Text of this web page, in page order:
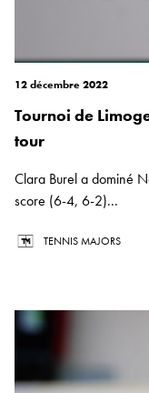
12 décembre 2022
Tournoi de
tour
Clara Burel a dominé
score (6-4, 6-2)...
TENNIS MAJORS